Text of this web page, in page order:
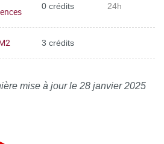
0 crédits 24h
3 crédits
mise à jour le 28 janvier 2025